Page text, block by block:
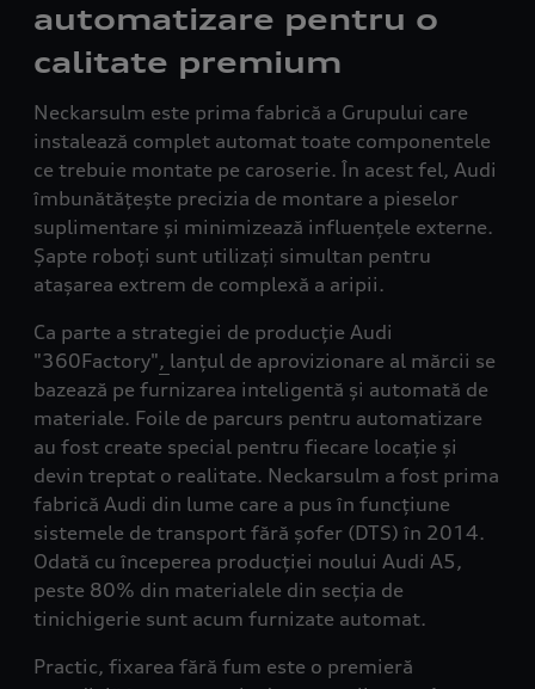
automatizare pentru o
calitate premium
Neckarsulm este prima fabrică a Grupului care
instalează complet automat toate componentele
ce trebuie montate pe caroserie. În acest fel, Audi
îmbunătățește precizia de montare a pieselor
suplimentare și minimizează influențele externe.
Șapte roboți sunt utilizați simultan pentru
atașarea extrem de complexă a aripii.
Ca parte a strategiei de producție Audi
"360Factory", lanțul de aprovizionare al mărcii se
bazează pe furnizarea inteligentă și automată de
materiale. Foile de parcurs pentru automatizare
au fost create special pentru fiecare locație și
devin treptat o realitate. Neckarsulm a fost prima
fabrică Audi din lume care a pus în funcțiune
sistemele de transport fără șofer (DTS) în 2014.
Odată cu începerea producției noului Audi A5,
peste 80% din materialele din secția de
tinichigerie sunt acum furnizate automat.
Practic, fixarea fără fum este o premieră